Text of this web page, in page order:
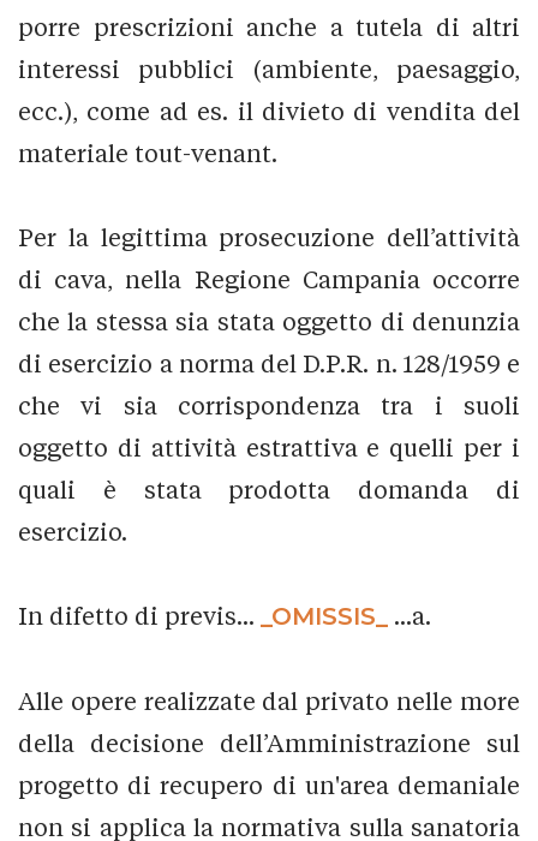
porre prescrizioni anche a tutela di altri
interessi pubblici (ambiente, paesaggio,
ecc.), come ad es. il divieto di vendita del
materiale tout-venant.
Per la legittima prosecuzione dell’attività
di cava, nella Regione Campania occorre
che la stessa sia stata oggetto di denunzia
di esercizio a norma del D.P.R. n. 128/1959 e
che vi sia corrispondenza tra i suoli
oggetto di attività estrattiva e quelli per i
quali è stata prodotta domanda di
esercizio.
In difetto di previs... _OMISSIS_ ...a.
Alle opere realizzate dal privato nelle more
della decisione dell’Amministrazione sul
progetto di recupero di un'area demaniale
non si applica la normativa sulla sanatoria